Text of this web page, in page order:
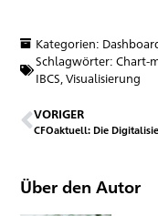
Kategorien:
Schlagwörter: Chart-
IBCS ,Visualisierung
VORIGER
Über den Autor